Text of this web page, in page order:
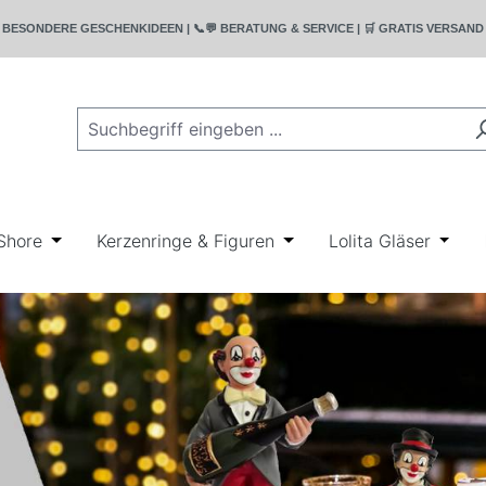
GESCHENKIDEEN | 📞💬 BERATUNG & SERVICE | 🛒 GRATIS
Bullyland
der Kategorie Disney
Schließe das Dropdown der Kategorie Geschenkideen
Öffne oder Schließe das Dropdown der Kategorie
Kerzenringe & Figuren Öffne oder Schließe
Lolita Gläser